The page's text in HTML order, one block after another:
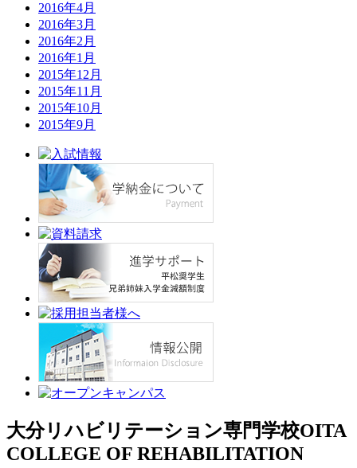
2016年4月
2016年3月
2016年2月
2016年1月
2015年12月
2015年11月
2015年10月
2015年9月
大分リハビリテーション専門学校OITA
COLLEGE OF REHABILITATION